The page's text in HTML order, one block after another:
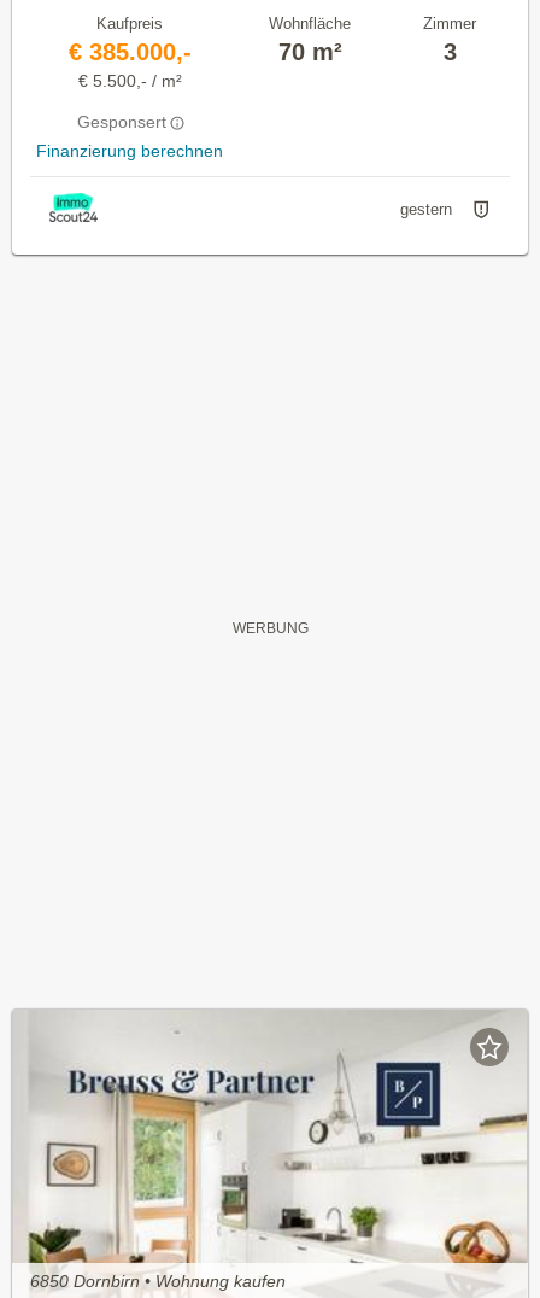
Kaufpreis
€ 385.000,-
€ 5.500,- / m²
Gesponsert
Finanzierung berechnen
Wohnfläche
70 m²
Zimmer
3
gestern
6850 Dornbirn • Wohnung kaufen